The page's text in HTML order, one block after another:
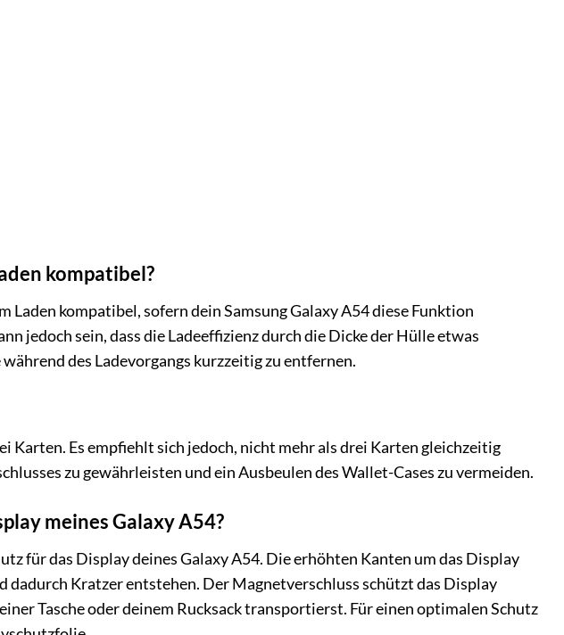
kompatibel?
kompatibel, sofern dein Samsung Galaxy A54 diese Funktion
jedoch sein, dass die Ladeeffizienz durch die Dicke der Hülle etwas
des Ladevorgangs kurzzeitig zu entfernen.
Karten. Es empfiehlt sich jedoch, nicht mehr als drei Karten gleichzeitig
zu gewährleisten und ein Ausbeulen des Wallet-Cases zu vermeiden.
meines Galaxy A54?
für das Display deines Galaxy A54. Die erhöhten Kanten um das Display
Kratzer entstehen. Der Magnetverschluss schützt das Display
Tasche oder deinem Rucksack transportierst. Für einen optimalen Schutz